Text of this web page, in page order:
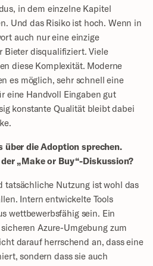
in dem einzelne Kapitel
Und das Risiko ist hoch. Wenn in
auch nur eine einzige
Bieter disqualifiziert. Viele
diese Komplexität. Moderne
es möglich, sehr schnell eine
eine Handvoll Eingaben gut
konstante Qualität bleibt dabei
über die Adoption sprechen.
„Make or Buy“-Diskussion?
tatsächliche Nutzung ist wohl das
Intern entwickelte Tools
wettbewerbsfähig sein. Ein
Azure-Umgebung zum
darauf herrschend an, dass eine
sondern dass sie auch